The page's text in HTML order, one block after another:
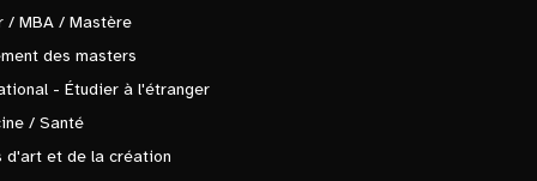
/ MBA / Mastère
des masters
- Étudier à l'étranger
/ Santé
d'art et de la création